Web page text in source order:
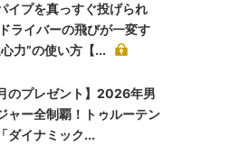
イプを真っすぐ投げられ
ライバーの飛びが一変す
力”の使い方【...
のプレゼント】2026年男
ャー全制覇！トゥルーテン
ダイナミック...